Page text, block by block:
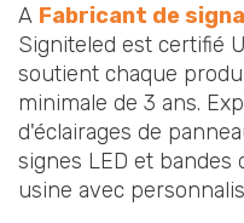
A Fabricant de
Signiteled est certifié
soutient chaque
minimale de 3 ans.
d'éclairages de
signes LED et
usine avec